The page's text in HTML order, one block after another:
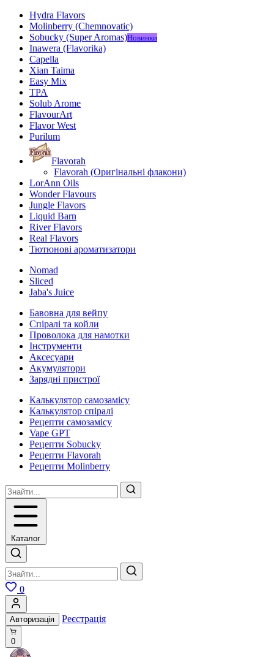
Hydra Flavors
Molinberry (Chemnovatic)
Sobucky (Super Aromas)Новинки
Inawera (Flavorika)
Capella
Xian Taima
Easy Mix
TPA
Solub Arome
FlavourArt
Flavor West
Purilum
Flavorah
Flavorah (Оригінальні флакони)
LorAnn Oils
Wonder Flavours
Jungle Flavors
Liquid Barn
River Flavors
Real Flavors
Тютюнові ароматизатори
Nomad
Sliced
Jaba's Juice
Бавовна для вейпу
Спіралі та койли
Проволока для намотки
Інструменти
Аксесуари
Акумулятори
Зарядні пристрої
Калькулятор самозамісу
Калькулятор спіралі
Рецепти самозамісу
Vape GPT
Рецепти Sobucky
Рецепти Flavorah
Рецепти Molinberry
Каталог
0
Авторизація Реєстрація
0